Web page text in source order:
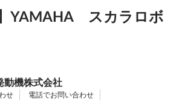
】YAMAHA スカラロボ
動機株式会社
せ 電話でお問い合わせ